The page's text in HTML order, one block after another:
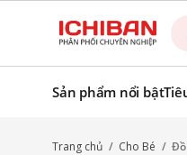
Sản phẩm nổi bật
Trang chủ / Cho Bé / Đồ